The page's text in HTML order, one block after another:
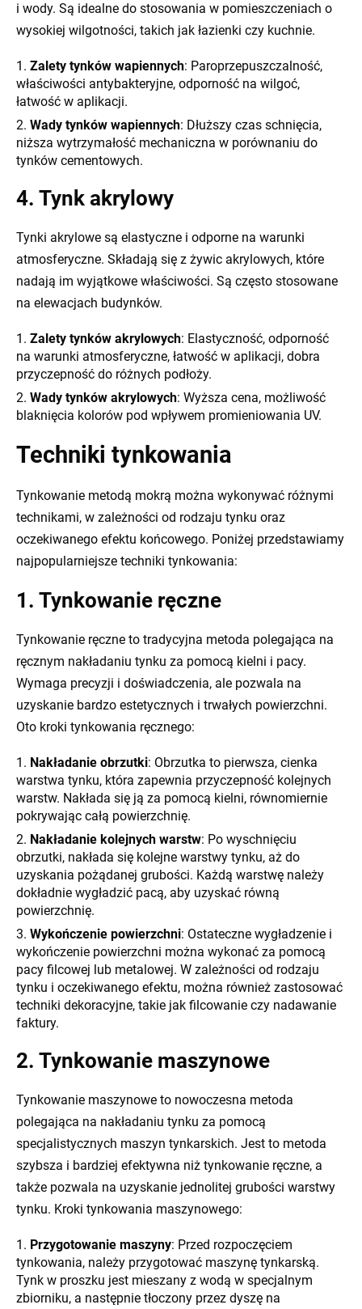
i wody. Są idealne do stosowania w pomieszczeniach o
wysokiej wilgotności, takich jak łazienki czy kuchnie.
Zalety tynków wapiennych: Paroprzepuszczalność,
właściwości antybakteryjne, odporność na wilgoć,
łatwość w aplikacji.
Wady tynków wapiennych: Dłuższy czas schnięcia,
niższa wytrzymałość mechaniczna w porównaniu do
tynków cementowych.
4. Tynk akrylowy
Tynki akrylowe są elastyczne i odporne na warunki
atmosferyczne. Składają się z żywic akrylowych, które
nadają im wyjątkowe właściwości. Są często stosowane
na elewacjach budynków.
Zalety tynków akrylowych: Elastyczność, odporność
na warunki atmosferyczne, łatwość w aplikacji, dobra
przyczepność do różnych podłoży.
Wady tynków akrylowych: Wyższa cena, możliwość
blaknięcia kolorów pod wpływem promieniowania UV.
Techniki tynkowania
Tynkowanie metodą mokrą można wykonywać różnymi
technikami, w zależności od rodzaju tynku oraz
oczekiwanego efektu końcowego. Poniżej przedstawiamy
najpopularniejsze techniki tynkowania:
1. Tynkowanie ręczne
Tynkowanie ręczne to tradycyjna metoda polegająca na
ręcznym nakładaniu tynku za pomocą kielni i pacy.
Wymaga precyzji i doświadczenia, ale pozwala na
uzyskanie bardzo estetycznych i trwałych powierzchni.
Oto kroki tynkowania ręcznego:
Nakładanie obrzutki: Obrzutka to pierwsza, cienka
warstwa tynku, która zapewnia przyczepność kolejnych
warstw. Nakłada się ją za pomocą kielni, równomiernie
pokrywając całą powierzchnię.
Nakładanie kolejnych warstw: Po wyschnięciu
obrzutki, nakłada się kolejne warstwy tynku, aż do
uzyskania pożądanej grubości. Każdą warstwę należy
dokładnie wygładzić pacą, aby uzyskać równą
powierzchnię.
Wykończenie powierzchni: Ostateczne wygładzenie i
wykończenie powierzchni można wykonać za pomocą
pacy filcowej lub metalowej. W zależności od rodzaju
tynku i oczekiwanego efektu, można również zastosować
techniki dekoracyjne, takie jak filcowanie czy nadawanie
faktury.
2. Tynkowanie maszynowe
Tynkowanie maszynowe to nowoczesna metoda
polegająca na nakładaniu tynku za pomocą
specjalistycznych maszyn tynkarskich. Jest to metoda
szybsza i bardziej efektywna niż tynkowanie ręczne, a
także pozwala na uzyskanie jednolitej grubości warstwy
tynku. Kroki tynkowania maszynowego:
Przygotowanie maszyny: Przed rozpoczęciem
tynkowania, należy przygotować maszynę tynkarską.
Tynk w proszku jest mieszany z wodą w specjalnym
zbiorniku, a następnie tłoczony przez dyszę na